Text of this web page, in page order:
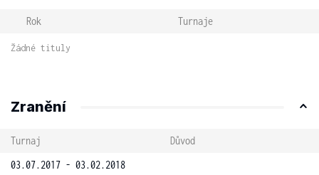
Rok Turnaje
Žádné tituly
Zranění
Turnaj
Důvod
03.07.2017 - 03.02.2018